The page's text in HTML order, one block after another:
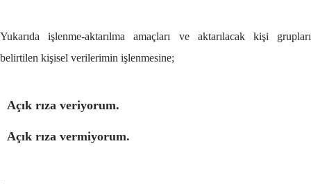
Yukarıda işlenme-aktarılma amaçları ve aktarılacak kişi grupları
belirtilen kişisel verilerimin işlenmesine;
Açık rıza veriyorum.
Açık rıza vermiyorum.